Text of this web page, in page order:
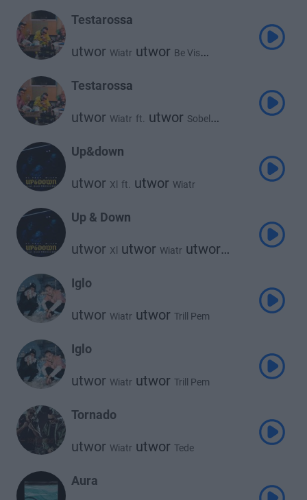
Testarossa
utwor Wiatr utwor Be Vis
Testarossa
utwor Wiatr ft. utwor Sobel
Up&down
utwor Xl ft. utwor Wiatr
Up & Down
utwor Xl utwor Wiatr utwor
Iglo
utwor Wiatr utwor Trill Pem
Iglo
utwor Wiatr utwor Trill Pem
Tornado
utwor Wiatr utwor Tede
Aura